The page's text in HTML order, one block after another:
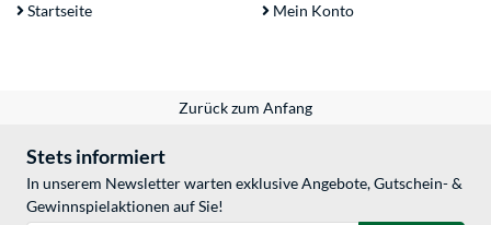
Startseite Mein Konto
Zurück zum Anfang
Stets informiert
In unserem Newsletter warten exklusive Angebote, Gutschein- &
Gewinnspielaktionen auf Sie!